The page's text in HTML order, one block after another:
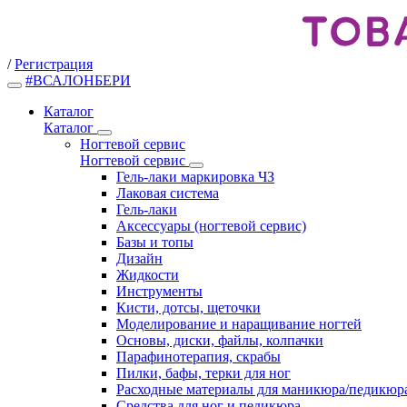
/ Регистрация
#ВСАЛОНБЕРИ
Каталог
Каталог
Ногтевой сервис
Ногтевой сервис
Гель-лаки маркировка ЧЗ
Лаковая система
Гель-лаки
Аксессуары (ногтевой сервис)
Базы и топы
Дизайн
Жидкости
Инструменты
Кисти, дотсы, щеточки
Моделирование и наращивание ногтей
Основы, диски, файлы, колпачки
Парафинотерапия, скрабы
Пилки, бафы, терки для ног
Расходные материалы для маникюра/